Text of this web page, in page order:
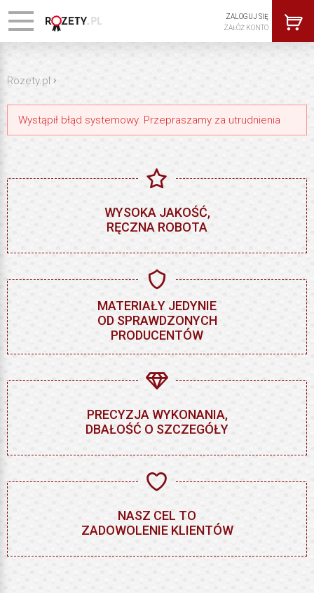
ZALOGUJ SIĘ
ZAŁÓŻ KONTO
Rozety.pl ›
Wystąpił błąd systemowy. Przepraszamy za utrudnienia
WYSOKA JAKOŚĆ,
RĘCZNA ROBOTA
MATERIAŁY JEDYNIE
OD SPRAWDZONYCH
PRODUCENTÓW
PRECYZJA WYKONANIA,
DBAŁOŚĆ O SZCZEGÓŁY
NASZ CEL TO
ZADOWOLENIE KLIENTÓW